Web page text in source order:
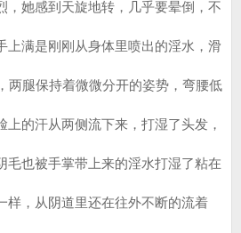
，她感到天旋地转，几乎要晕倒，不
上满是刚刚从身体里喷出的淫水，滑
腿保持着微微分开的姿势，弯腰低
上的汗从两侧流下来，打湿了头发，
毛也被手掌带上来的淫水打湿了粘在
样，从阴道里还在往外不断的流着